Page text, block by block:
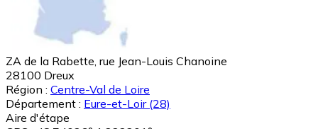
ZA de la Rabette, rue Jean-Louis Chanoine
28100 Dreux
Région : Centre-Val de Loire
Département : Eure-et-Loir (28)
Aire d'étape